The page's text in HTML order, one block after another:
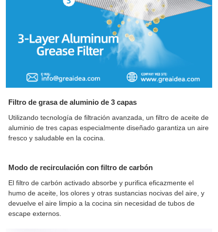
Filtro de grasa de aluminio de 3 capas
Utilizando tecnología de filtración avanzada, un filtro de aceite de
aluminio de tres capas especialmente diseñado garantiza un aire
fresco y saludable en la cocina.
Modo de recirculación con filtro de carbón
El filtro de carbón activado absorbe y purifica eficazmente el
humo de aceite, los olores y otras sustancias nocivas del aire, y
devuelve el aire limpio a la cocina sin necesidad de tubos de
escape externos.